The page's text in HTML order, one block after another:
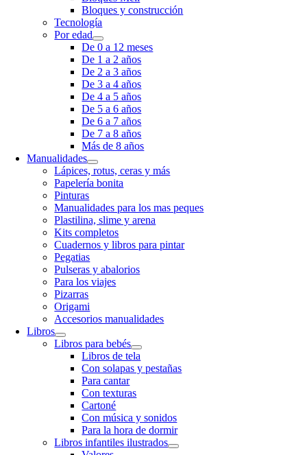
Bloques y construcción
Tecnología
Por edad
De 0 a 12 meses
De 1 a 2 años
De 2 a 3 años
De 3 a 4 años
De 4 a 5 años
De 5 a 6 años
De 6 a 7 años
De 7 a 8 años
Más de 8 años
Manualidades
Lápices, rotus, ceras y más
Papelería bonita
Pinturas
Manualidades para los mas peques
Plastilina, slime y arena
Kits completos
Cuadernos y libros para pintar
Pegatias
Pulseras y abalorios
Para los viajes
Pizarras
Origami
Accesorios manualidades
Libros
Libros para bebés
Libros de tela
Con solapas y pestañas
Para cantar
Con texturas
Cartoné
Con música y sonidos
Para la hora de dormir
Libros infantiles ilustrados